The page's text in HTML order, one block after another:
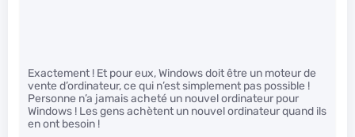
Exactement ! Et pour eux, Windows doit être un moteur de
vente d’ordinateur, ce qui n’est simplement pas possible !
Personne n’a jamais acheté un nouvel ordinateur pour
Windows ! Les gens achètent un nouvel ordinateur quand ils
en ont besoin !